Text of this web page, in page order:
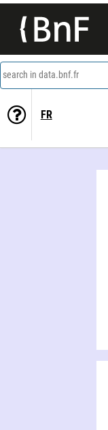
search in data.bnf.fr
FR